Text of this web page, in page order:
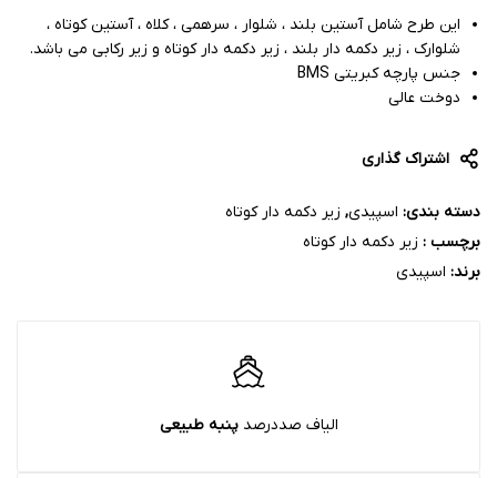
این طرح شامل آستین بلند ، شلوار ، سرهمی ، کلاه ، آستین کوتاه ،
شلوارک ، زیر دکمه دار بلند ، زیر دکمه دار کوتاه و زیر رکابی می باشد.
جنس پارچه کبریتی BMS
دوخت عالی
اشتراک گذاری
دسته بندی: اسپیدی, زیر دکمه دار کوتاه
برچسب : زیر دکمه دار کوتاه
برند: اسپیدی
الیاف صددرصدپنبه‌ طبیعی